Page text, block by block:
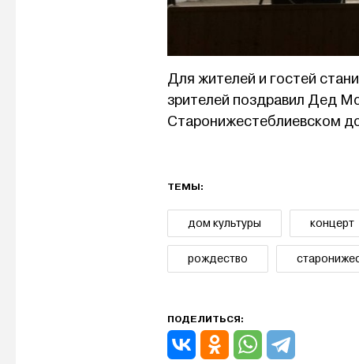
Для жителей и гостей
зрителей поздравил Дед
Старонижестеблиевском
ТЕМЫ:
дом культуры концерт
рождество
ПОДЕЛИТЬСЯ: